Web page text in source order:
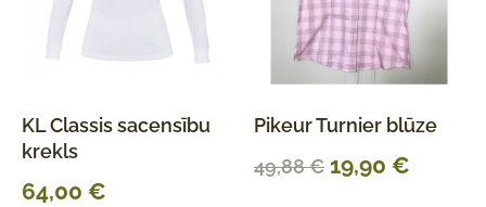
KL Classis sacensību
krekls
64,00 €
Pikeur Turnier blūze
49,88€ 19,90 €